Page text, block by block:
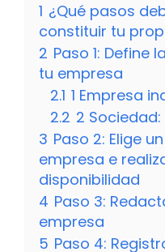
1 ¿Qué pasos
constituir tu
2 Paso 1: Define
tu empresa
2.1 1 Empresa
2.2 2 Sociedad:
3 Paso 2: Elige
empresa e
disponibilidad
4 Paso 3:
empresa
5 Paso 4: